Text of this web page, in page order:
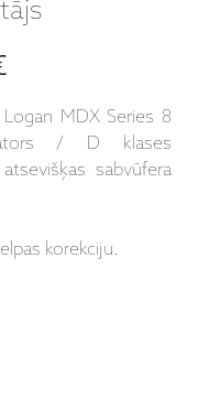
MDX Series 8
/ D klases
sabvūfera
korekciju.